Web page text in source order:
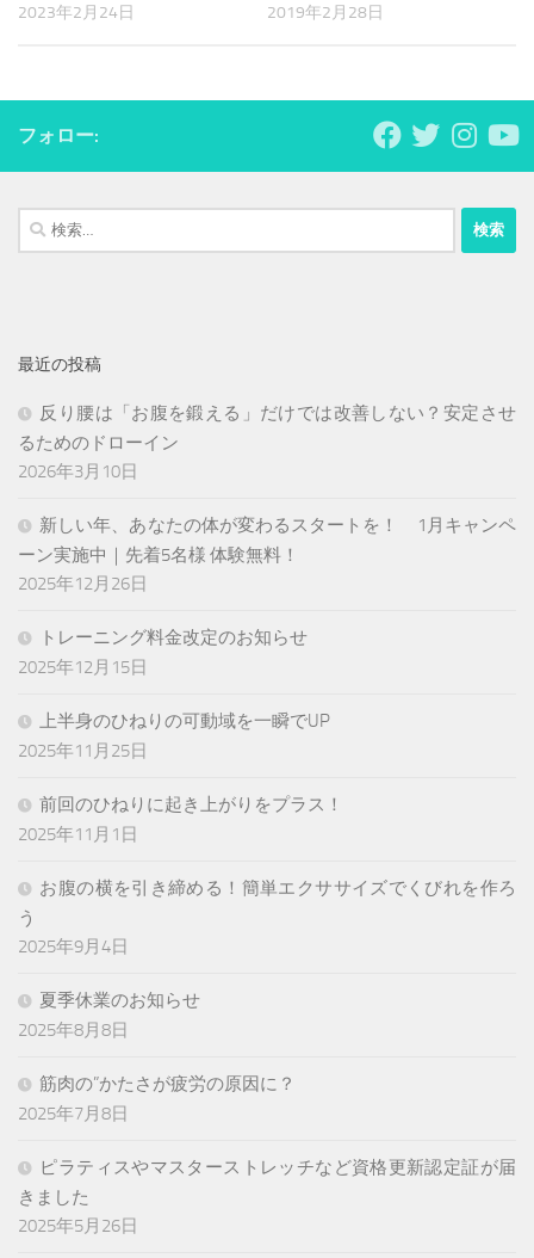
2023年2月24日 2019年2月28日
フォロー:
検
索:
最近の投稿
反り腰は「お腹を鍛える」だけでは改善しない？安定させ
るためのドローイン
2026年3月10日
新しい年、あなたの体が変わるスタートを！ 1月キャンペ
ーン実施中｜先着5名様 体験無料！
2025年12月26日
トレーニング料金改定のお知らせ
2025年12月15日
上半身のひねりの可動域を一瞬でUP
2025年11月25日
前回のひねりに起き上がりをプラス！
2025年11月1日
お腹の横を引き締める！簡単エクササイズでくびれを作ろ
う
2025年9月4日
夏季休業のお知らせ
2025年8月8日
筋肉の”かたさが疲労の原因に？
2025年7月8日
ピラティスやマスターストレッチなど資格更新認定証が届
きました
2025年5月26日